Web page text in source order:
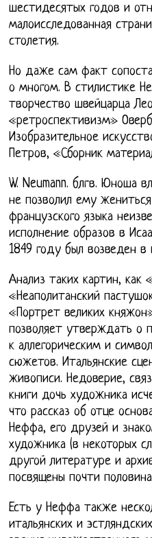
шестидесятых годов и
малоисследованная
столетия.
Но даже сам факт
о многом. В стилистике
творчество швейцарца
«ретроспективизм»
Изобразительное
Петров, «Сборник
W. Neumann. блгв. Юноша
не позволил ему
французского языка
исполнение образов в
1849 году был возведен в
Анализ таких картин, как
«Неаполитанский
«Портрет великих
позволяет утверждать о
к аллегорическим и
сюжетов. Итальянские
живописи. Недоверие,
книги дочь художника
что рассказ об отце
Неффа, его друзей и
художника (в некоторых
другой литературе и
посвящены почти
Есть у Неффа также
итальянских и